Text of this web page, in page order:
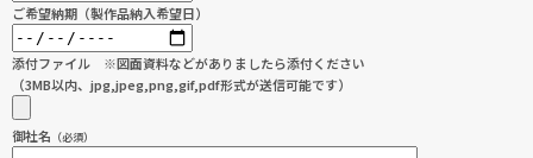
ご希望納期（製作品納入希望日）
添付ファイル ※図面資料などがありましたら添付ください
（3MB以内、jpg,jpeg,png,gif,pdf形式が送信可能です）
御社名 （必須）